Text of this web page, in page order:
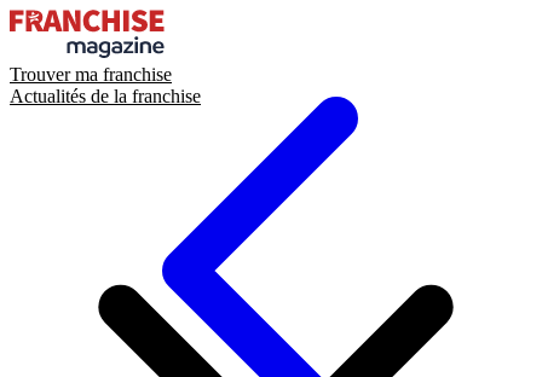
Trouver ma franchise
Actualités de la franchise